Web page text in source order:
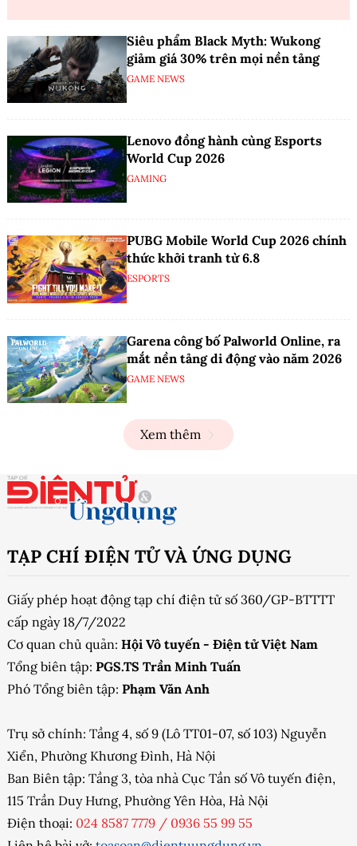
Siêu phẩm Black Myth: Wukong
giảm giá 30% trên mọi nền tảng
GAME NEWS
Lenovo đồng hành cùng Esports
World Cup 2026
GAMING
PUBG Mobile World Cup 2026 chính
thức khởi tranh từ 6.8
ESPORTS
Garena công bố Palworld Online, ra
mắt nền tảng di động vào năm 2026
GAME NEWS
Xem thêm
TẠP CHÍ ĐIỆN TỬ VÀ ỨNG DỤNG
Giấy phép hoạt động tạp chí điện tử số 360/GP-BTTTT
cấp ngày 18/7/2022
Cơ quan chủ quản: Hội Vô tuyến - Điện tử Việt Nam
Tổng biên tập: PGS.TS Trần Minh Tuấn
Phó Tổng biên tập: Phạm Văn Anh
Trụ sở chính: Tầng 4, số 9 (Lô TT01-07, số 103) Nguyễn
Xiển, Phường Khương Đình, Hà Nội
Ban Biên tập: Tầng 3, tòa nhà Cục Tần số Vô tuyến điện,
115 Trần Duy Hưng, Phường Yên Hòa, Hà Nội
Điện thoại: 024 8587 7779 / 0936 55 99 55